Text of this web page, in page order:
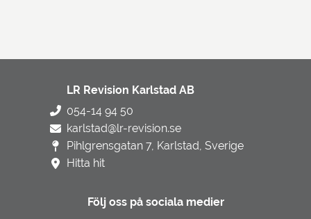
LR Revision Karlstad AB
054-14 94 50
karlstad@lr-revision.se
Pihlgrensgatan 7, Karlstad, Sverige
Hitta hit
Följ oss på sociala medier